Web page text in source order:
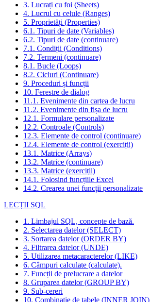
3. Lucrați cu foi (Sheets)
4. Lucrul cu celule (Ranges)
5. Proprietăți (Properties)
6.1. Tipuri de date (Variables)
6.2. Tipuri de date (continuare)
7.1. Condiții (Conditions)
7.2. Termeni (continuare)
8.1. Bucle (Loops)
8.2. Cicluri (Continuare)
9. Proceduri și funcții
10. Ferestre de dialog
11.1. Evenimente din cartea de lucru
11.2. Evenimente din fișa de lucru
12.1. Formulare personalizate
12.2. Controale (Controls)
12.3. Elemente de control (continuare)
12.4. Elemente de control (exerciții)
13.1. Matrice (Arrays)
13.2. Matrice (continuare)
13.3. Matrice (exerciții)
14.1. Folosind funcțiile Excel
14.2. Crearea unei funcții personalizate
LECȚII SQL
1. Limbajul SQL, concepte de bază.
2. Selectarea datelor (SELECT)
3. Sortarea datelor (ORDER BY)
4. Filtrarea datelor (UNDE)
5. Utilizarea metacaracterelor (LIKE)
6. Câmpuri calculate (calculate).
7. Funcții de prelucrare a datelor
8. Gruparea datelor (GROUP BY)
9. Sub-cereri
10. Combinație de tabele (INNER JOIN)